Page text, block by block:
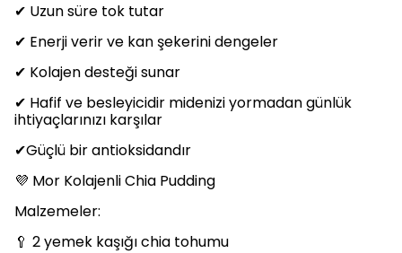
✔ Uzun süre tok tutar
✔ Enerji verir ve kan şekerini dengeler
✔ Kolajen desteği sunar
✔ Hafif ve besleyicidir midenizi yormadan günlük
ihtiyaçlarınızı karşılar
✔Güçlü bir antioksidandır
💜 Mor Kolajenli Chia Pudding
Malzemeler:
🥄 2 yemek kaşığı chia tohumu